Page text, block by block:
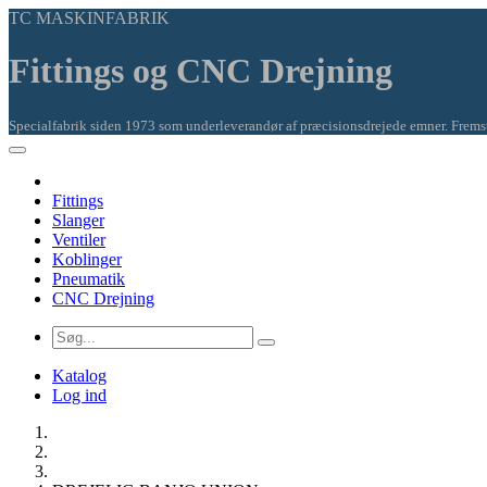
TC MASKINFABRIK
Fittings og CNC Drejning
Specialfabrik siden 1973 som underleverandør af præcisionsdrejede emner.
Fittings
Slanger
Ventiler
Koblinger
Pneumatik
CNC Drejning
Katalog
Log ind